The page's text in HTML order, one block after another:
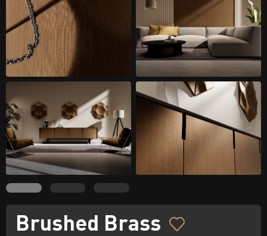
Brushed Brass